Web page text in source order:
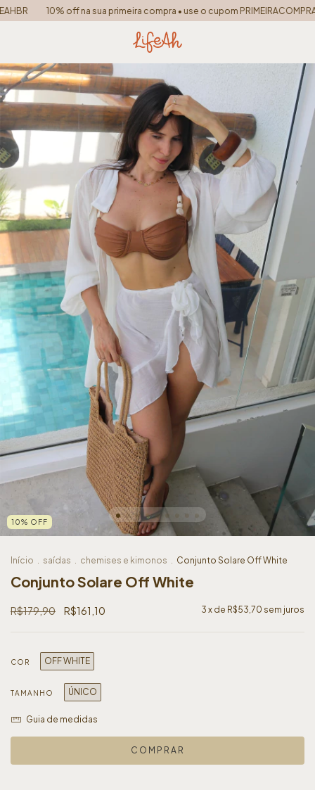
10% off na sua primeira compra • use o cupom PRIMEIRACOMPRA
10% OFF
Início . saídas . chemises e kimonos . Conjunto Solare Off White
Conjunto Solare Off White
R$179,90 R$161,10 3 x de R$53,70 sem juros
COR OFF WHITE
TAMANHO ÚNICO
Guia de medidas